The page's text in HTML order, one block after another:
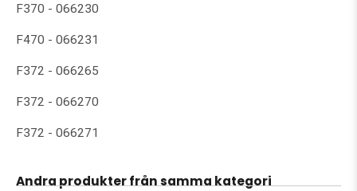
F370 - 066230
F470 - 066231
F372 - 066265
F372 - 066270
F372 - 066271
Andra produkter från samma kategori